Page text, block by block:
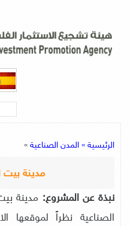
الرئيسية » المدن الصناعية »
مدينة بيت
نبذة عن المشروع: مدينة
الصناعية نظراً لموقعها